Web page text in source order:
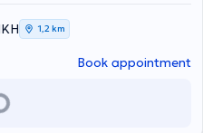
1,2 km
Book appointment